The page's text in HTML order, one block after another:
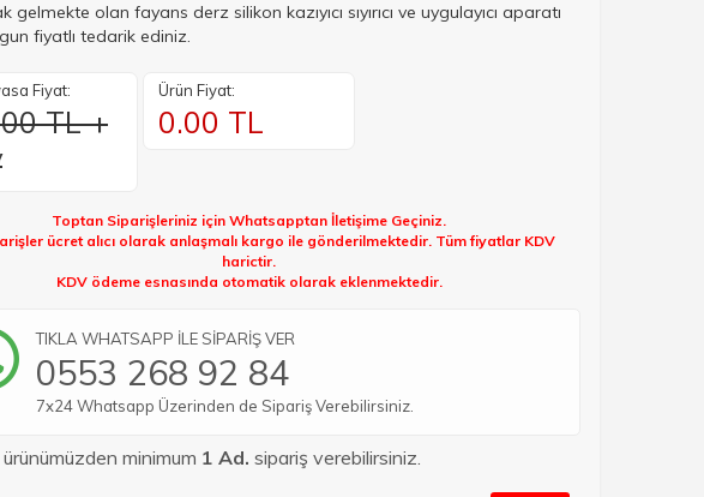
gelmekte olan fayans derz silikon kazıyıcı sıyırıcı ve uygulayıcı aparatı
fiyatlı tedarik ediniz.
Fiyat:
TL +
Ürün Fiyat:
0.00 TL
Toptan Siparişleriniz için Whatsapptan İletişime Geçiniz.
ücret alıcı olarak anlaşmalı kargo ile gönderilmektedir. Tüm fiyatlar KDV
harictir.
KDV ödeme esnasında otomatik olarak eklenmektedir.
TIKLA WHATSAPP İLE SİPARİŞ VER
0553 268 92 84
7x24 Whatsapp Üzerinden de Sipariş Verebilirsiniz.
ürünümüzden minimum 1 Ad. sipariş verebilirsiniz.